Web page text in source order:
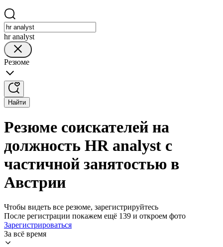
hr analyst
Резюме
Найти
Резюме соискателей на
должность HR analyst с
частичной занятостью в
Австрии
Чтобы видеть все резюме, зарегистрируйтесь
После регистрации покажем ещё 139 и откроем фото
Зарегистрироваться
За всё время